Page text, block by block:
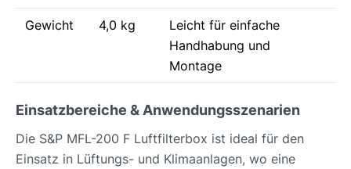
Gewicht 4,0 kg
Leicht für einfache
Handhabung und
Montage
Einsatzbereiche & Anwendungsszenarien
Die S&P MFL-200 F Luftfilterbox ist ideal für den
Einsatz in Lüftungs- und Klimaanlagen, wo eine